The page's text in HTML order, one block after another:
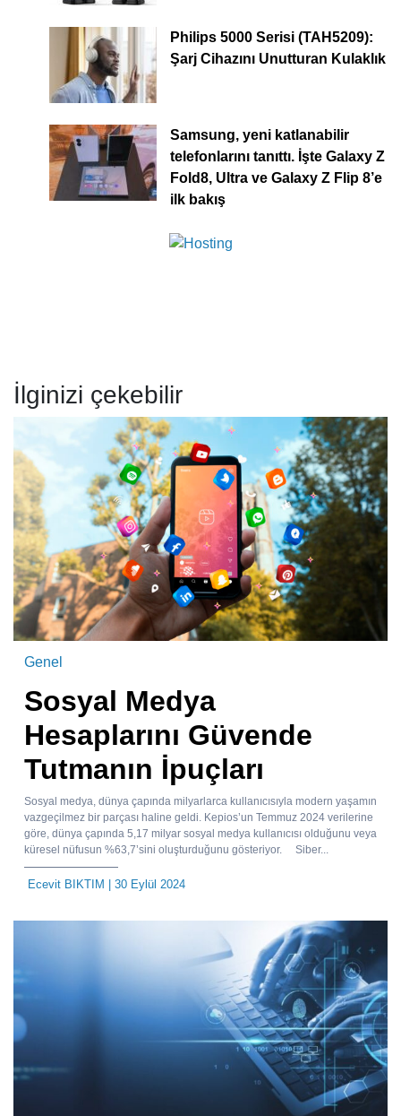
Philips 5000 Serisi (TAH5209):
Şarj Cihazını Unutturan Kulaklık
Samsung, yeni katlanabilir
telefonlarını tanıttı. İşte Galaxy Z
Fold8, Ultra ve Galaxy Z Flip 8’e
ilk bakış
İlginizi çekebilir
Genel
Sosyal Medya
Hesaplarını Güvende
Tutmanın İpuçları
Sosyal medya, dünya çapında milyarlarca kullanıcısıyla modern yaşamın
vazgeçilmez bir parçası haline geldi. Kepios’un Temmuz 2024 verilerine
göre, dünya çapında 5,17 milyar sosyal medya kullanıcısı olduğunu veya
küresel nüfusun %63,7’sini oluşturduğunu gösteriyor. Siber...
Ecevit BIKTIM | 30 Eylül 2024